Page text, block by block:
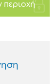
περιοχή